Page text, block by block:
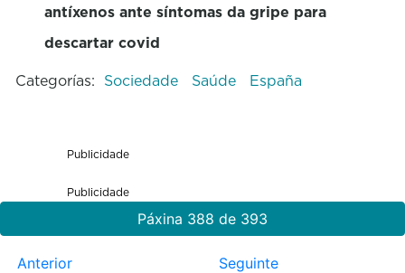
antíxenos ante síntomas da gripe para
descartar covid
Categorías: Sociedade Saúde España
Publicidade
Publicidade
Páxina 388 de 393
Anterior Seguinte